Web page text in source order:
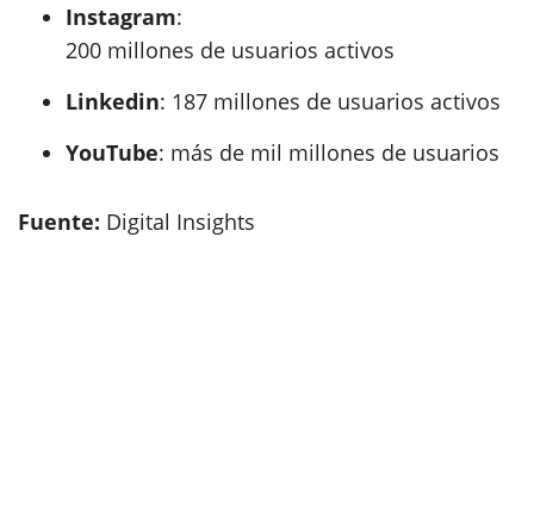
Instagram:
200 millones de usuarios activos
Linkedin: 187 millones de usuarios activos
YouTube: más de mil millones de usuarios
Fuente: Digital Insights